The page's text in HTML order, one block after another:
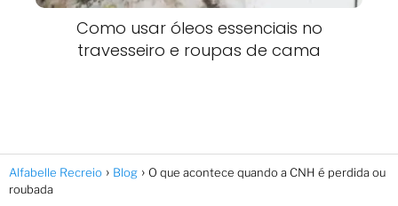
Como usar óleos essenciais no
travesseiro e roupas de cama
Alfabelle Recreio Blog
O que acontece quando a CNH é perdida ou
roubada